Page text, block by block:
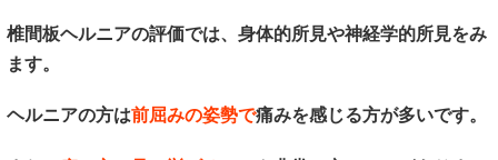
椎間板ヘルニアの評価では、身体的所見や神経学的所見をみ
ます。
ヘルニアの方は前屈みの姿勢で痛みを感じる方が多いです。